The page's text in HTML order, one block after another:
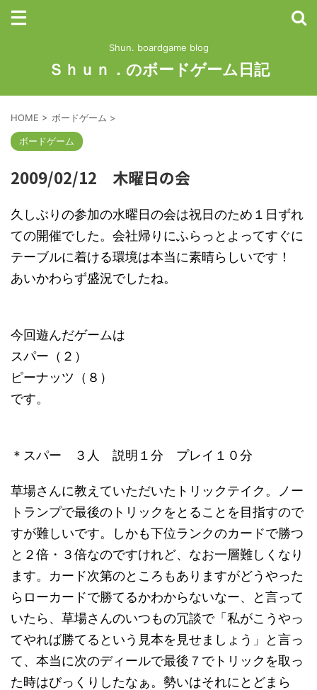
Shun. boardgame blog
Ｓｈｕｎ．のボードゲーム日記
HOME > ボードゲーム >
ボードゲーム
2009/02/12 木曜日の会
久しぶりの参加の水曜日の会は祝日のため１日ずれ
ての開催でした。会社帰りにふらっとよってすぐに
テーブルに着ける環境は本当に素晴らしいです！
あいかわらず盛況でしたね。
今回遊んだゲームは
スパー（２）
ピーナッツ（８）
です。
＊スパー ３人 説明１分 プレイ１０分
草場さんに教えていただいたトリックテイク。ノー
トランプで最後のトリックをとることを目指すので
すが難しいです。しかも下位ランクのカードで勝つ
と２倍・３倍なのですけれど、なお一層難しくなり
ます。カード次第のところもありますがどうやった
らローカードで勝てるかわからないなー、と言って
いたら、草場さんのいつもの冗談で「私がこうやっ
てやれば勝てるという見本を見せましょう」と言っ
て、本当に次のディールで最後７でトリックを取っ
た時はびっくりしたなぁ。勢いはそれにとどまら